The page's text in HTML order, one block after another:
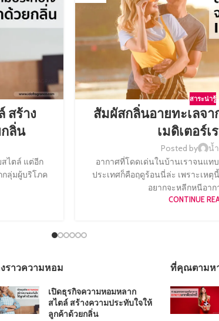
สร้าง
ลิ่น
ไตล์ แต่อีก
ลุ่มผู้บริโภค
สาระน่ารู้
สัมผัสกลิ่นอายทะเลจ
เมดิเตอร์เ
Posted by
น้
อากาศที่โดดเด่นในบ้านเราจนแท
ประเทศก็คือฤดูร้อนนี่ล่ะ เพราะเห
อยากจะหลีกหนีอาก
CONTINUE
งราวความหอม
เปิดธุรกิจความหอมหลาก
สไตล์ สร้างความประทับใจให้
ลูกค้าด้วยกลิ่น
ที่คุณตามห